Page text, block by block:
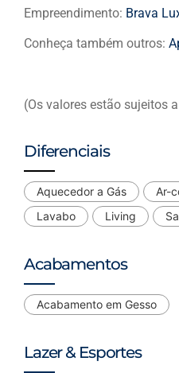
Empreendimento: Brava
Conheça também outros:
(Os valores estão sujeitos
Diferenciais
Aquecedor a Gás Ar-
Lavabo
Living
Acabamentos
Acabamento em Gesso
Lazer & Esportes